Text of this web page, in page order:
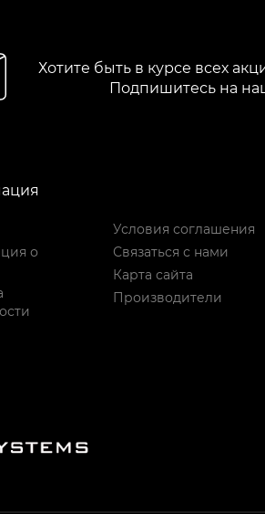
Хотите быть в курсе всех
Подпишитесь на
о
Условия соглашения
Связаться с нами
Карта сайта
Производители